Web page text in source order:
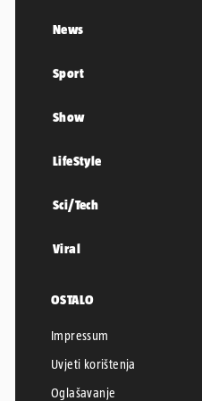
News
Sport
Show
LifeStyle
Sci/Tech
Viral
OSTALO
Impressum
Uvjeti korištenja
Oglašavanje